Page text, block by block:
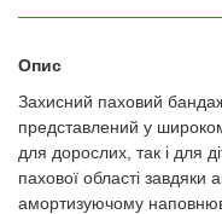
Опис
Захисний паховий
представлений у
для дорослих, так і для
пахової області завдяки
амортизуючому